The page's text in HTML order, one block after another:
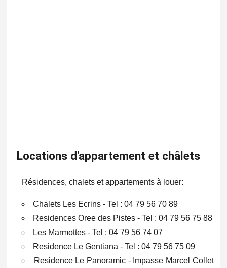
Locations d'appartement et châlets
Résidences, chalets et appartements à louer:
Chalets Les Ecrins - Tel : 04 79 56 70 89
Residences Oree des Pistes - Tel : 04 79 56 75 88
Les Marmottes - Tel : 04 79 56 74 07
Residence Le Gentiana - Tel : 04 79 56 75 09
Residence Le Panoramic - Impasse Marcel Collet